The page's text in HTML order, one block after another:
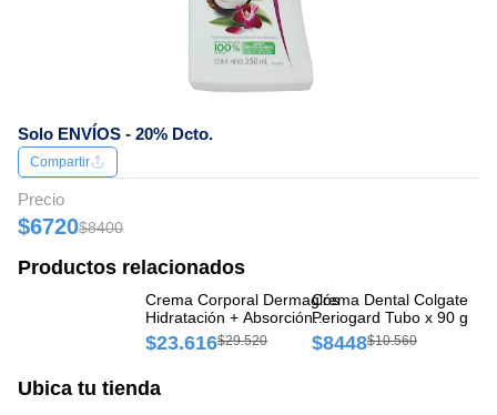
Solo ENVÍOS - 20% Dcto.
Compartir
Precio
$6720$8400
Productos relacionados
Crema Corporal Dermaglós
Hidratación + Absorción
Inmediata Frasco x 300 g
$23.616$29.520
Crema Dental Colgate
Periogard Tubo x 90 g
$8448$10.560
Ubica tu tienda